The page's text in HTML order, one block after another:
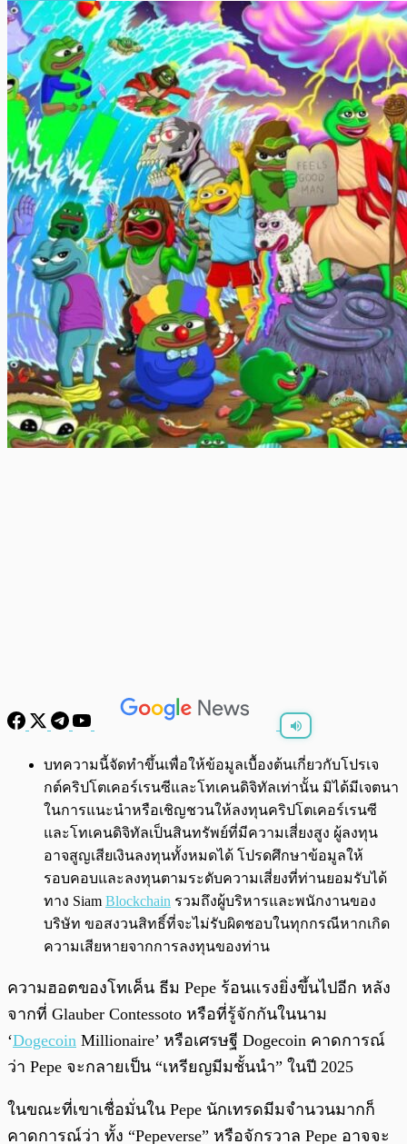
พร้อมเล่น 0:00/0:00
บทความนี้จัดทำขึ้นเพื่อให้ข้อมูลเบื้องต้นเกี่ยวกับโปรเจ
กต์คริปโตเคอร์เรนซีและโทเคนดิจิทัลเท่านั้น มิได้มีเจตนา
ในการแนะนำหรือเชิญชวนให้ลงทุนคริปโตเคอร์เรนซี
และโทเคนดิจิทัลเป็นสินทรัพย์ที่มีความเสี่ยงสูง ผู้ลงทุน
อาจสูญเสียเงินลงทุนทั้งหมดได้ โปรดศึกษาข้อมูลให้
รอบคอบและลงทุนตามระดับความเสี่ยงที่ท่านยอมรับได้
ทาง Siam Blockchain รวมถึงผู้บริหารและพนักงานของ
บริษัท ขอสงวนสิทธิ์ที่จะไม่รับผิดชอบในทุกกรณีหากเกิด
ความเสียหายจากการลงทุนของท่าน
ความฮอตของโทเค็น ธีม Pepe ร้อนแรงยิ่งขึ้นไปอีก หลัง
จากที่ Glauber Contessoto หรือที่รู้จักกันในนาม
‘Dogecoin Millionaire’ หรือเศรษฐี Dogecoin คาดการณ์
ว่า Pepe จะกลายเป็น “เหรียญมีมชั้นนำ” ในปี 2025
ในขณะที่เขาเชื่อมั่นใน Pepe นักเทรดมีมจำนวนมากก็
คาดการณ์ว่า ทั้ง “Pepeverse” หรือจักรวาล Pepe อาจจะ